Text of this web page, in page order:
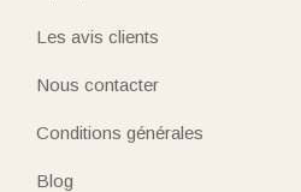
Les avis clients
Nous contacter
Conditions générales
Blog